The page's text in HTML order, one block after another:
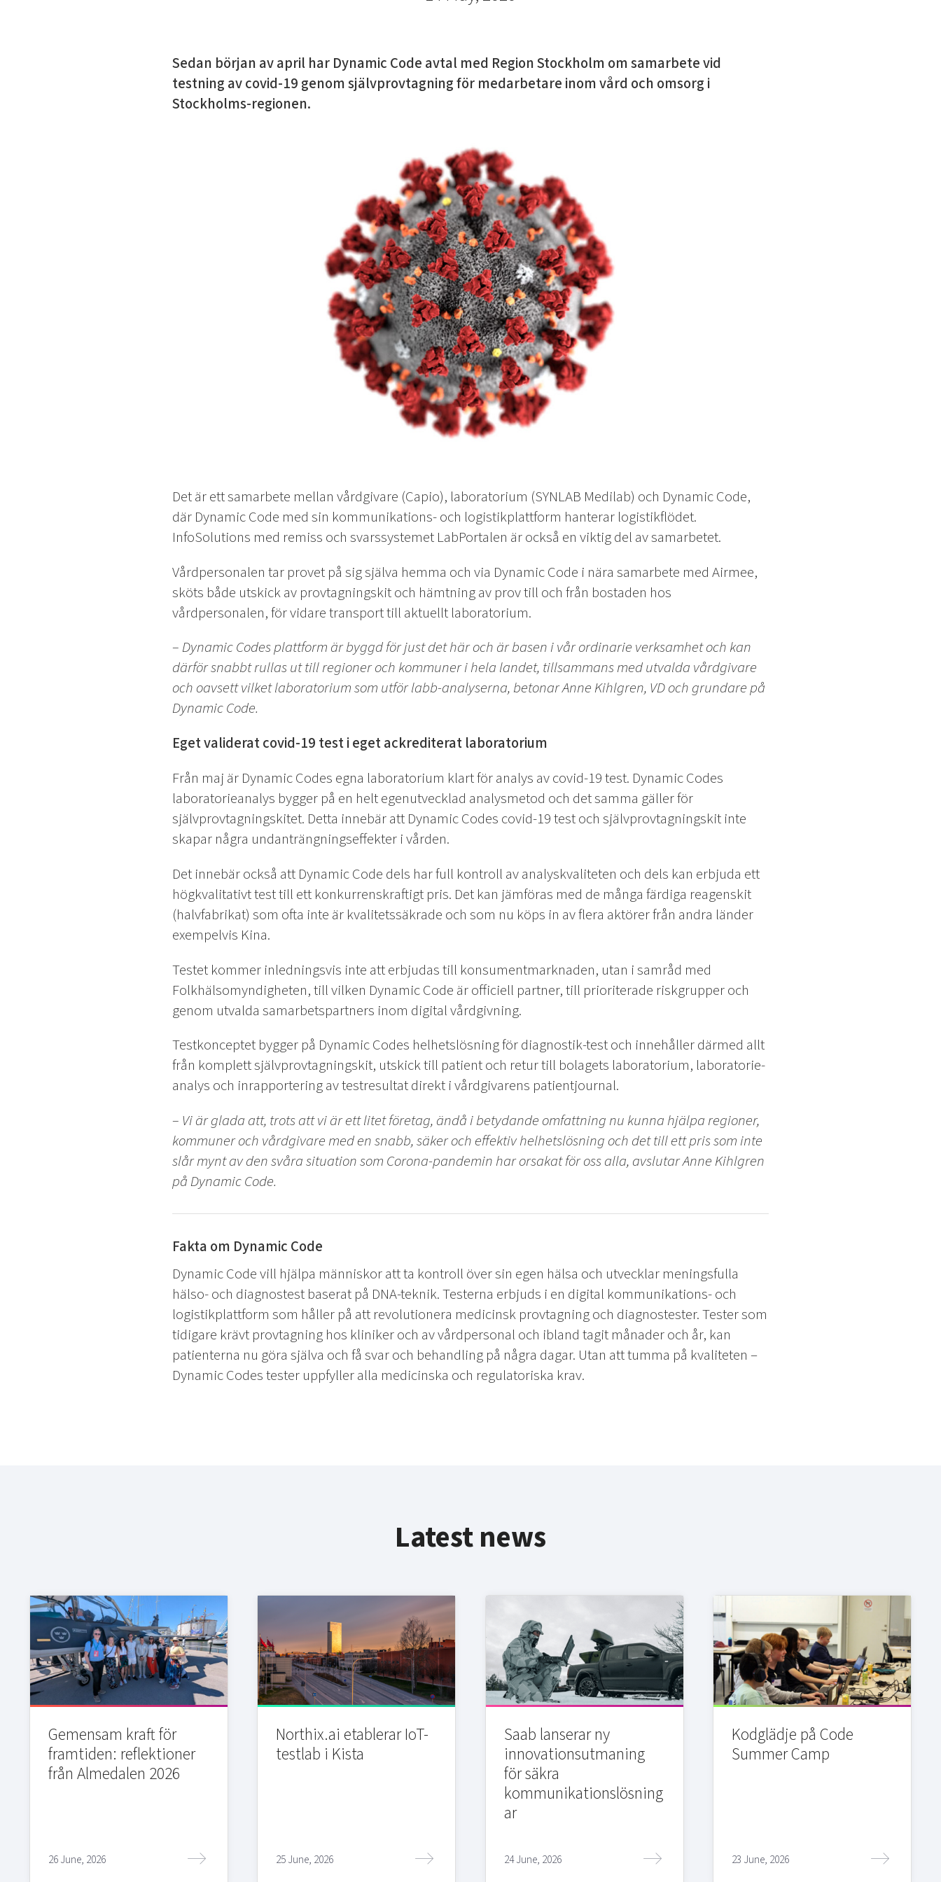
Sedan början av april har Dynamic Code avtal med Region Stockholm om samarbete vid
testning av covid-19 genom självprovtagning för medarbetare inom vård och omsorg i
Stockholms-regionen.
Det är ett samarbete mellan vårdgivare (Capio), laboratorium (SYNLAB Medilab) och Dynamic Code,
där Dynamic Code med sin kommunikations- och logistikplattform hanterar logistikflödet.
InfoSolutions med remiss och svarssystemet LabPortalen är också en viktig del av samarbetet.
Vårdpersonalen tar provet på sig själva hemma och via Dynamic Code i nära samarbete med Airmee,
sköts både utskick av provtagningskit och hämtning av prov till och från bostaden hos
vårdpersonalen, för vidare transport till aktuellt laboratorium.
– Dynamic Codes plattform är byggd för just det här och är basen i vår ordinarie verksamhet och kan
därför snabbt rullas ut till regioner och kommuner i hela landet, tillsammans med utvalda vårdgivare
och oavsett vilket laboratorium som utför labb-analyserna, betonar Anne Kihlgren, VD och grundare på
Dynamic Code.
Eget validerat covid-19 test i eget ackrediterat laboratorium
Från maj är Dynamic Codes egna laboratorium klart för analys av covid-19 test. Dynamic Codes
laboratorieanalys bygger på en helt egenutvecklad analysmetod och det samma gäller för
självprovtagningskitet. Detta innebär att Dynamic Codes covid-19 test och självprovtagningskit inte
skapar några undanträngningseffekter i vården.
Det innebär också att Dynamic Code dels har full kontroll av analyskvaliteten och dels kan erbjuda ett
högkvalitativt test till ett konkurrenskraftigt pris. Det kan jämföras med de många färdiga reagenskit
(halvfabrikat) som ofta inte är kvalitetssäkrade och som nu köps in av flera aktörer från andra länder
exempelvis Kina.
Testet kommer inledningsvis inte att erbjudas till konsumentmarknaden, utan i samråd med
Folkhälsomyndigheten, till vilken Dynamic Code är officiell partner, till prioriterade riskgrupper och
genom utvalda samarbetspartners inom digital vårdgivning.
Testkonceptet bygger på Dynamic Codes helhetslösning för diagnostik-test och innehåller därmed allt
från komplett självprovtagningskit, utskick till patient och retur till bolagets laboratorium, laboratorie-
analys och inrapportering av testresultat direkt i vårdgivarens patientjournal.
– Vi är glada att, trots att vi är ett litet företag, ändå i betydande omfattning nu kunna hjälpa regioner,
kommuner och vårdgivare med en snabb, säker och effektiv helhetslösning och det till ett pris som inte
slår mynt av den svåra situation som Corona-pandemin har orsakat för oss alla, avslutar Anne Kihlgren
på Dynamic Code.
Fakta om Dynamic Code
Dynamic Code vill hjälpa människor att ta kontroll över sin egen hälsa och utvecklar meningsfulla
hälso- och diagnostest baserat på DNA-teknik. Testerna erbjuds i en digital kommunikations- och
logistikplattform som håller på att revolutionera medicinsk provtagning och diagnostester. Tester som
tidigare krävt provtagning hos kliniker och av vårdpersonal och ibland tagit månader och år, kan
patienterna nu göra själva och få svar och behandling på några dagar. Utan att tumma på kvaliteten –
Dynamic Codes tester uppfyller alla medicinska och regulatoriska krav.
Latest news
Gemensam kraft för
framtiden: reflektioner
från Almedalen 2026
26 June, 2026
Northix.ai etablerar IoT-
testlab i Kista
25 June, 2026
Saab lanserar ny
innovationsutmaning
för säkra
kommunikationslösning
ar
24 June, 2026
Kodglädje på Code
Summer Camp
23 June, 2026